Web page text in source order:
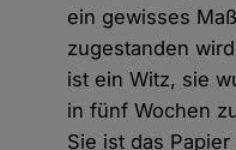
ein gewisses
zugestanden
ist ein Witz, sie
in fünf Wochen
Sie ist das